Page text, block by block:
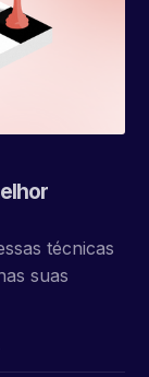
técnicas
suas